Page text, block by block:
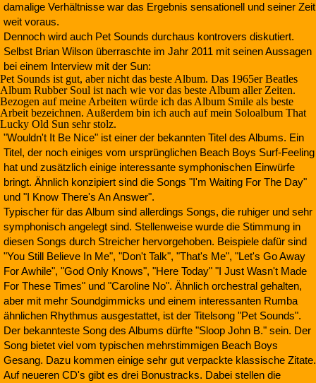
damalige Verhältnisse war das Ergebnis sensationell und seiner Zeit
weit voraus.
Dennoch wird auch Pet Sounds durchaus kontrovers diskutiert.
Selbst Brian Wilson überraschte im Jahr 2011 mit seinen Aussagen
bei einem Interview mit der Sun:
Pet Sounds ist gut, aber nicht das beste Album. Das 1965er Beatles
Album Rubber Soul ist nach wie vor das beste Album aller Zeiten.
Bezogen auf meine Arbeiten würde ich das Album Smile als beste
Arbeit bezeichnen. Außerdem bin ich auch auf mein Soloalbum That
Lucky Old Sun sehr stolz.
"Wouldn't It Be Nice" ist einer der bekannten Titel des Albums. Ein
Titel, der noch einiges vom ursprünglichen Beach Boys Surf-Feeling
hat und zusätzlich einige interessante symphonischen Einwürfe
bringt. Ähnlich konzipiert sind die Songs "I'm Waiting For The Day"
und "I Know There's An Answer".
Typischer für das Album sind allerdings Songs, die ruhiger und sehr
symphonisch angelegt sind. Stellenweise wurde die Stimmung in
diesen Songs durch Streicher hervorgehoben. Beispiele dafür sind
"You Still Believe In Me", "Don't Talk", "That's Me", "Let's Go Away
For Awhile", "God Only Knows", "Here Today" "I Just Wasn't Made
For These Times" und "Caroline No". Ähnlich orchestral gehalten,
aber mit mehr Soundgimmicks und einem interessanten Rumba
ähnlichen Rhythmus ausgestattet, ist der Titelsong "Pet Sounds".
Der bekannteste Song des Albums dürfte "Sloop John B." sein. Der
Song bietet viel vom typischen mehrstimmigen Beach Boys
Gesang. Dazu kommen einige sehr gut verpackte klassische Zitate.
Auf neueren CD's gibt es drei Bonustracks. Dabei stellen die